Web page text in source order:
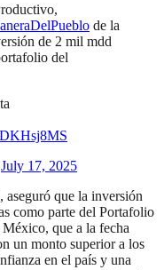
de la
de 2 mil mdd
del
July 17, 2025
aseguró que la inversión
como parte del Portafolio
que a la fecha
un monto superior a los
en el país y una